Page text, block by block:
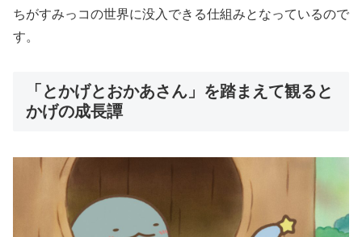
ちがすみっコの世界に没入できる仕組みとなっているので
す。
「とかげとおかあさん」を踏まえて観ると
かげの成長譚